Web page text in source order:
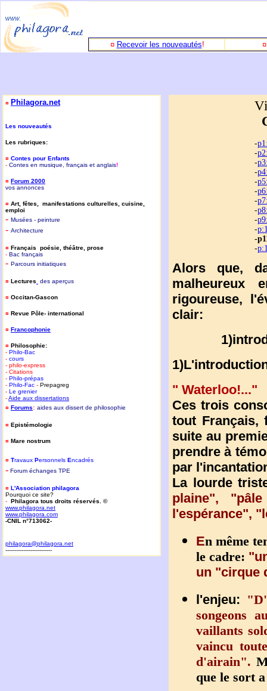
¤ Recevoir les nouveautés!
¤ Philagora.net
Les nouveautés
Les rubriques:
¤ Contes pour Enfants
- Contes en musique, français et anglais!
¤ Forum 2000
vos annonces
¤ Art, fêtes, manifestations culturelles, cuisine,
emploi
- Musées - peinture
- Architecture
¤ Français poésie, théâtre, prose
- Bac français
- Parcours initiatiques
¤ Lectures des aperçus
¤ Occitan-Gascon
¤ Revue Pôle- international
¤ Francophonie
¤ Philosophie:
- Philo-Bac
- cours
- philo-express
- Citations
- Philo-prépas
- Philo-Fac - Prepagreg
- Le grenier
-Aide aux dissertations
¤ Forums: aides aux dissert de philosophie
¤ Epistémologie
¤ Mare nostrum
¤ Travaux Personnels Encadrés
- Forum échanges TPE
¤ L'Association philagora
Pourquoi ce site?
- Philagora tous droits réservés. ©
www.philagora.net
www.philagora.com
-CNIL n°713062-
philagora@philagora.net
--------------------------
-
-
-
-
-
-
-
-
-
-
-
-
Alors que,
malheureux
rigoureuse,
clair:
" Waterloo!..."
Ces trois
tout Français,
suite au
prendre à
par
La lourde
plaine",
l'espérance",
En même
le cadre:
un "cirque
l'enjeu:
songeons
vaillants
vaincu
d'airain".
que le sort